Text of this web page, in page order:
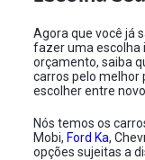
Agora que você já
fazer uma escolha
orçamento, saiba
carros pelo melhor
escolher entre
Nós temos os
Mobi, Ford Ka,
opções sujeitas a